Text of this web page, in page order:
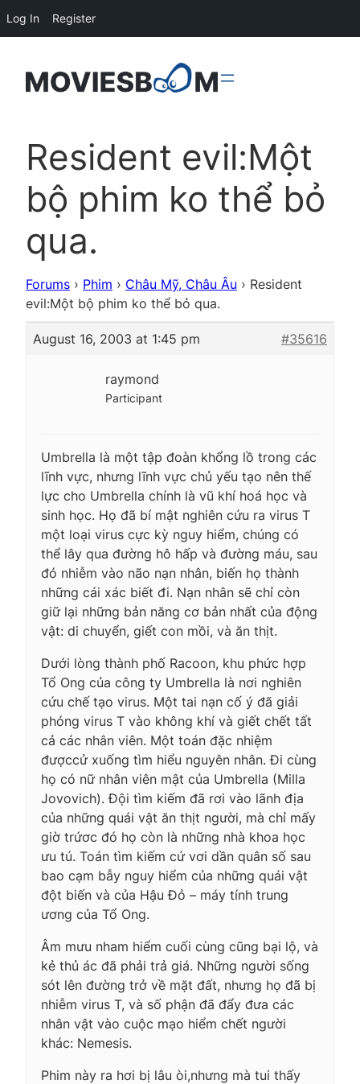
Resident evil:Một
bộ phim ko thể bỏ
qua.
Forums › Phim › Châu Mỹ, Châu Âu › Resident
evil:Một bộ phim ko thể bỏ qua.
August 16, 2003 at 1:45 pm #35616
raymond
Participant
Umbrella là một tập đoàn khổng lồ trong các
lĩnh vực, nhưng lĩnh vực chủ yếu tạo nên thế
lực cho Umbrella chính là vũ khí hoá học và
sinh học. Họ đã bí mật nghiên cứu ra virus T
một loại virus cực kỳ nguy hiểm, chúng có
thể lây qua đường hô hấp và đường máu, sau
đó nhiễm vào não nạn nhân, biến họ thành
những cái xác biết đi. Nạn nhân sẽ chỉ còn
giữ lại những bản năng cơ bản nhất của động
vật: di chuyển, giết con mồi, và ăn thịt.
Dưới lòng thành phố Racoon, khu phức hợp
Tổ Ong của công ty Umbrella là nơi nghiên
cứu chế tạo virus. Một tai nạn cố ý đã giải
phóng virus T vào không khí và giết chết tất
cả các nhân viên. Một toán đặc nhiệm
đượccử xuống tìm hiểu nguyên nhân. Đi cùng
họ có nữ nhân viên mật của Umbrella (Milla
Jovovich). Đội tìm kiếm đã rơi vào lãnh địa
của những quái vật ăn thịt người, mà chỉ mấy
giờ trứơc đó họ còn là những nhà khoa học
ưu tú. Toán tìm kiếm cứ vơi dần quân số sau
bao cạm bẫy nguy hiểm của những quái vật
đột biến và của Hậu Đỏ – máy tính trung
ương của Tổ Ong.
Âm mưu nham hiểm cuối cùng cũng bại lộ, và
kẻ thủ ác đã phải trả giá. Những người sống
sót lên đường trở về mặt đất, nhưng họ đã bị
nhiễm virus T, và số phận đã đẩy đưa các
nhân vật vào cuộc mạo hiểm chết người
khác: Nemesis.
Phim này ra hơi bị lâu òi,nhưng mà tui thấy
Log In Register